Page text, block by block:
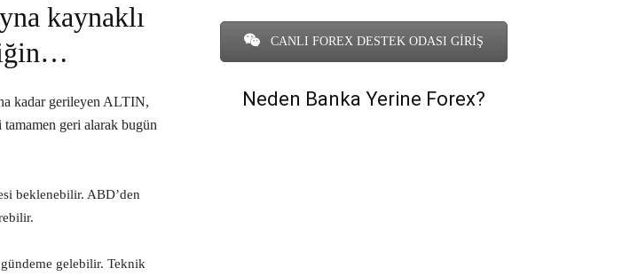
kaynaklı
kadar gerileyen ALTIN,
geri alarak bugün
beklenebilir. ABD’den
gelebilir. Teknik
CANLI FOREX DESTEK ODASI GİRİŞ
Neden Banka Yerine Forex?